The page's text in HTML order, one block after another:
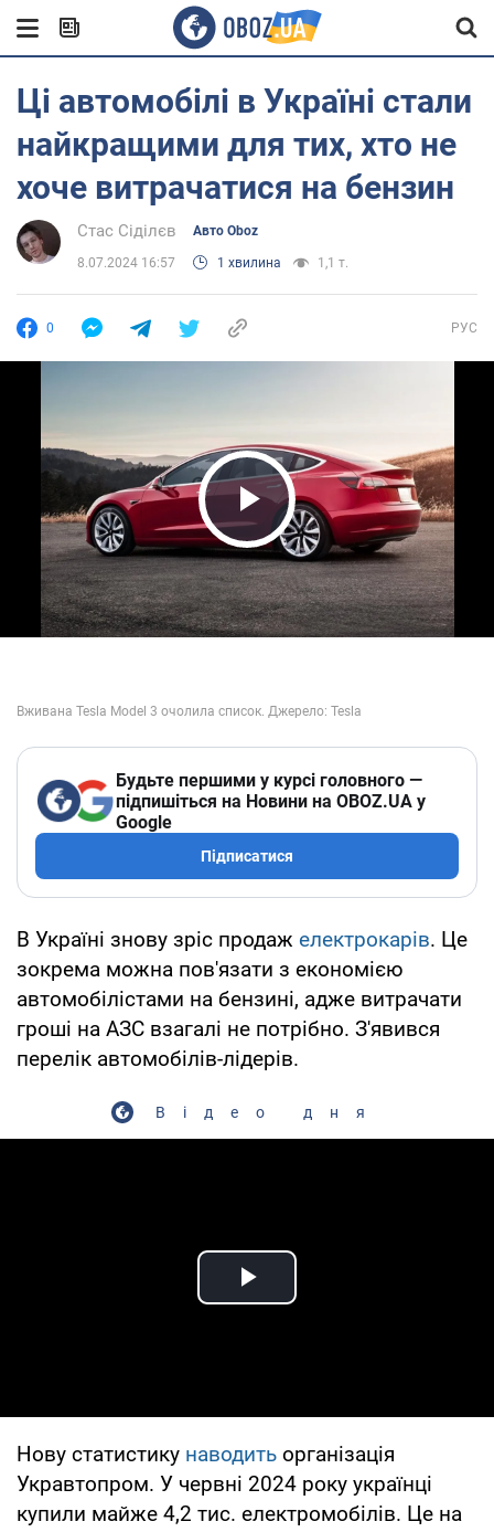
Ці автомобілі в Україні стали
найкращими для тих, хто не
хоче витрачатися на бензин
Стас Сіділєв Авто Oboz
8.07.2024 16:57 1 хвилина 1,1 т.
0 РУС
Play Video
Будьте першими у курсі головного —
підпишіться на Новини на OBOZ.UA у
Google
Підписатися
В Україні знову зріс продаж електрокарів. Це
зокрема можна пов'язати з економією
автомобілістами на бензині, адже витрачати
гроші на АЗС взагалі не потрібно. З'явився
перелік автомобілів-лідерів.
Відео дня
Play Video
Нову статистику наводить організація
Укравтопром. У червні 2024 року українці
купили майже 4,2 тис. електромобілів. Це на